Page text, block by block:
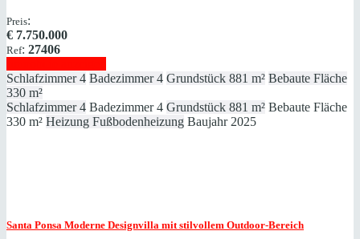
Preis:
€ 7.750.000
Ref: 27406
Schlafzimmer 4 Badezimmer 4 Grundstück 881 m² Bebaute Fläche
330 m²
Schlafzimmer 4 Badezimmer 4 Grundstück 881 m² Bebaute Fläche
330 m² Heizung Fußbodenheizung Baujahr 2025
Santa Ponsa Moderne Designvilla mit stilvollem Outdoor-Bereich